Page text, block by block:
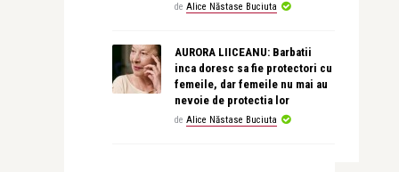
de Alice Năstase Buciuta
AURORA LIICEANU: Barbatii
inca doresc sa fie protectori cu
femeile, dar femeile nu mai au
nevoie de protectia lor
de Alice Năstase Buciuta